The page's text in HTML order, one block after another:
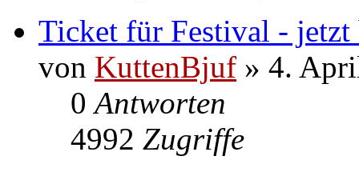
Ticket für Festival - jetzt
von KuttenBjuf » 4.
0Antworten
4992 Zugriffe